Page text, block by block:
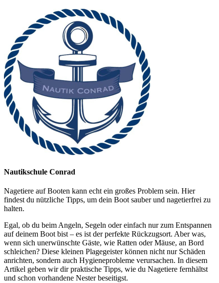
Nautikschule Conrad
Nagetiere auf Booten kann echt ein großes Problem sein. Hier
findest du nützliche Tipps, um dein Boot sauber und nagetierfrei zu
halten.
Egal, ob du beim Angeln, Segeln oder einfach nur zum Entspannen
auf deinem Boot bist – es ist der perfekte Rückzugsort. Aber was,
wenn sich unerwünschte Gäste, wie Ratten oder Mäuse, an Bord
schleichen? Diese kleinen Plagegeister können nicht nur Schäden
anrichten, sondern auch Hygieneprobleme verursachen. In diesem
Artikel geben wir dir praktische Tipps, wie du Nagetiere fernhältst
und schon vorhandene Nester beseitigst.